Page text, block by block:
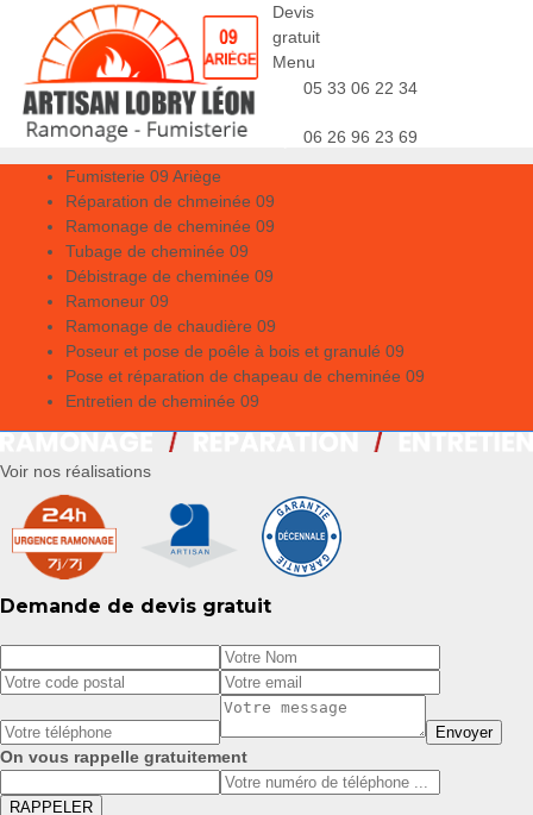
Devis
gratuit
Menu
05 33 06 22 34
06 26 96 23 69
Fumisterie 09 Ariège
Réparation de chmeinée 09
Ramonage de cheminée 09
Tubage de cheminée 09
Débistrage de cheminée 09
Ramoneur 09
Ramonage de chaudière 09
Poseur et pose de poêle à bois et granulé 09
Pose et réparation de chapeau de cheminée 09
Entretien de cheminée 09
Voir nos réalisations
Demande de devis gratuit
On vous rappelle gratuitement